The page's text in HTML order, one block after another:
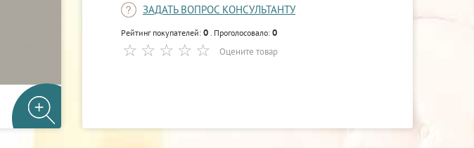
ЗАДАТЬ ВОПРОС КОНСУЛЬТАНТУ
Рейтинг покупателей: 0 . Проголосовало: 0
Оцените товар